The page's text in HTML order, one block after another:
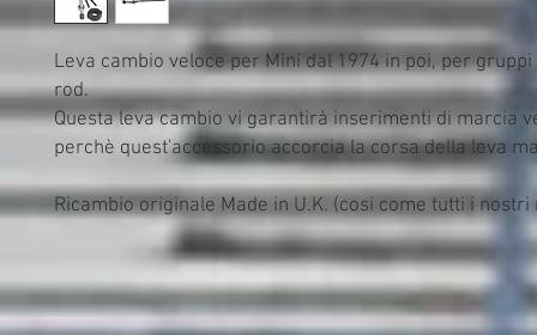
Leva cambio veloce per Mini dal 1974 in poi, per
rod.
Questa leva cambio vi garantirà inserimenti di marcia
perchè quest'accessorio accorcia la corsa della leva
Ricambio originale Made in U.K. (cosi come tutti i